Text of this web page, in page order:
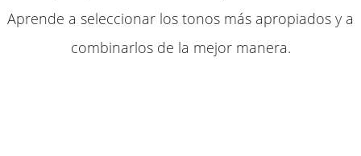
Cocinas
Aprende a seleccionar los tonos más apropiados y a
combinarlos de la mejor manera.